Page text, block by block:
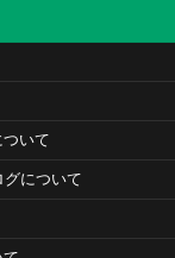
いて
について